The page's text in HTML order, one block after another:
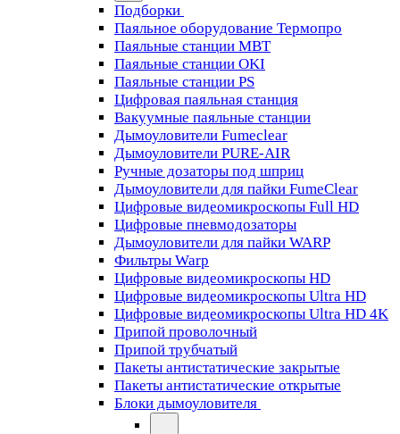
Подборки
Паяльное оборудование Термопро
Паяльные станции MBT
Паяльные станции OKI
Паяльные станции PS
Цифровая паяльная станция
Вакуумные паяльные станции
Дымоуловители Fumeclear
Дымоуловители PURE-AIR
Ручные дозаторы под шприц
Дымоуловители для пайки FumeClear
Цифровые видеомикроскопы Full HD
Цифровые пневмодозаторы
Дымоуловители для пайки WARP
Фильтры Warp
Цифровые видеомикроскопы HD
Цифровые видеомикроскопы Ultra HD
Цифровые видеомикроскопы Ultra HD 4K
Припой проволочный
Припой трубчатый
Пакеты антистатические закрытые
Пакеты антистатические открытые
Блоки дымоуловителя